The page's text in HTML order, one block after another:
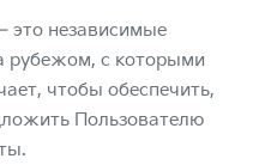
это независимые
рубежом, с которыми
чтобы обеспечить,
Пользователю